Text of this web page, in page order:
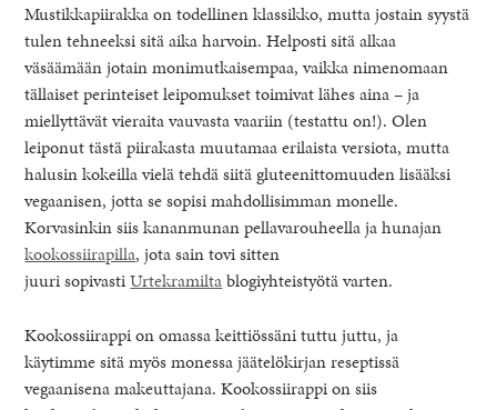
Mustikkapiirakka on todellinen klassikko, mutta jostain syystä
tulen tehneeksi sitä aika harvoin. Helposti sitä alkaa
väsäämään jotain monimutkaisempaa, vaikka nimenomaan
tällaiset perinteiset leipomukset toimivat lähes aina – ja
miellyttävät vieraita vauvasta vaariin (testattu on!). Olen
leiponut tästä piirakasta muutamaa erilaista versiota, mutta
halusin kokeilla vielä tehdä siitä gluteenittomuuden lisääksi
vegaanisen, jotta se sopisi mahdollisimman monelle.
Korvasinkin siis kananmunan pellavarouheella ja hunajan
kookossiirapilla, jota sain tovi sitten
juuri sopivastiUrtekramiltablogiyhteistyötä varten.
Kookossiirappi on omassa keittiössäni tuttu juttu, ja
käytimme sitä myös monessa jäätelökirjan reseptissä
vegaanisena makeuttajana. Kookossiirappi on siis